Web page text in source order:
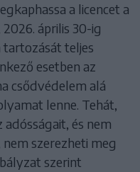
a licencet a
április 30-ig
teljes
esetben az
csődvédelem alá
lenne. Tehát,
adósságait, és nem
szerezheti meg
szerint